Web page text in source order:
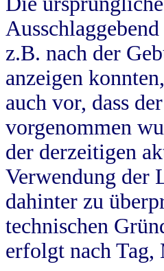
z.B. nach der
anzeigen
auch vor, dass
vorgenommen
der derzeitigen
Verwendung der
dahinter zu
technischen
erfolgt nach Tag,